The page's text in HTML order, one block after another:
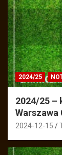
2024/25
2024/25 –
Warszawa
2024-12-15